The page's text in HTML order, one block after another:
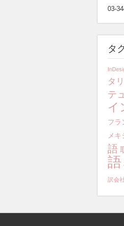
03-
タ
タ
テ
イ
フラ
メキ
語
語
訳会